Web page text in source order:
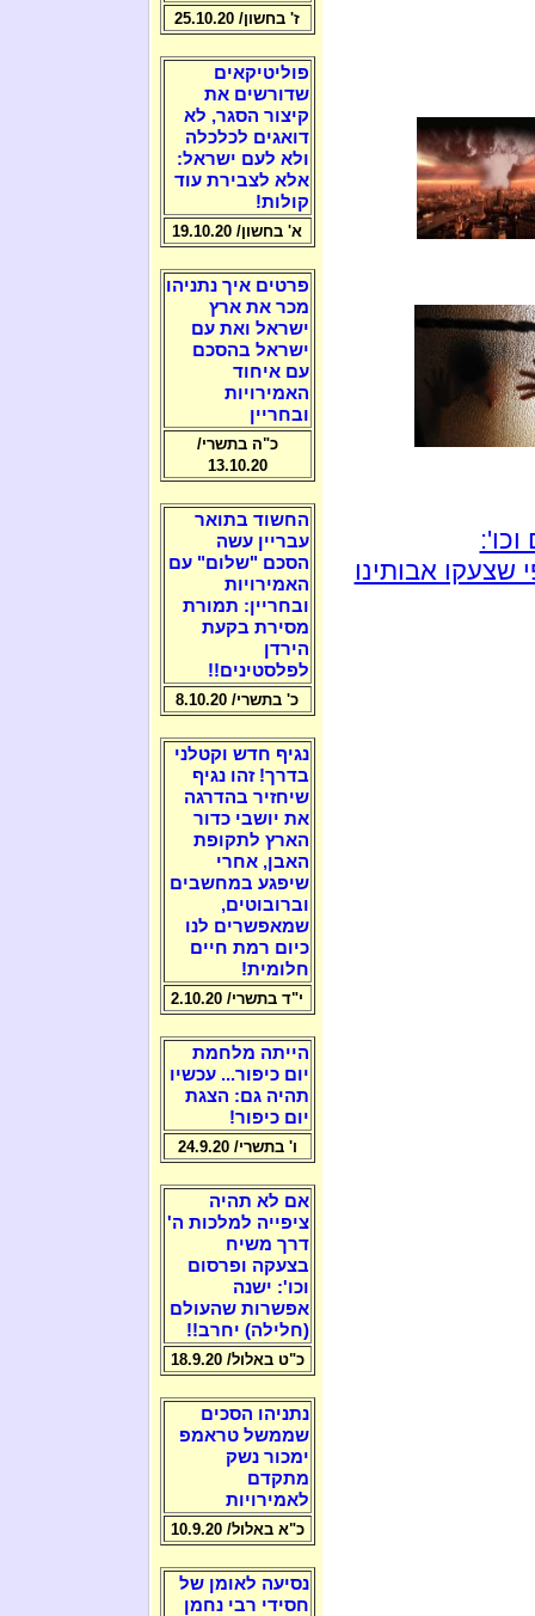
אבותינו
ז' בחשון/ 25.10.20
פוליטיקאים
שדורשים את
קיצור הסגר, לא
דואגים לכלכלה
ולא לעם ישראל:
אלא לצבירת עוד
קולות!
א' בחשון/ 19.10.20
פרטים איך נתניהו
מכר את ארץ
ישראל ואת עם
ישראל בהסכם
עם איחוד
האמירויות
ובחריין
כ"ה בתשרי/
13.10.20
החשוד בתואר
עבריין עשה
הסכם "שלום" עם
האמירויות
ובחריין: תמורת
מסירת בקעת
הירדן
לפלסטינים!!
כ' בתשרי/ 8.10.20
נגיף חדש וקטלני
בדרך! זהו נגיף
שיחזיר בהדרגה
את יושבי כדור
הארץ לתקופת
האבן, אחרי
שיפגע במחשבים
וברובוטים,
שמאפשרים לנו
כיום רמת חיים
חלומית!
י"ד בתשרי/ 2.10.20
הייתה מלחמת
יום כיפור... עכשיו
תהיה גם: הצגת
יום כיפור!
ו' בתשרי/ 24.9.20
אם לא תהיה
ציפייה למלכות ה'
דרך משיח
בצעקה ופרסום
וכו': ישנה
אפשרות שהעולם
(חלילה) יחרב!!
כ"ט באלול/ 18.9.20
נתניהו הסכים
שממשל טראמפ
ימכור נשק
מתקדם
לאמירויות
כ"א באלול/ 10.9.20
נסיעה לאומן של
חסידי רבי נחמן